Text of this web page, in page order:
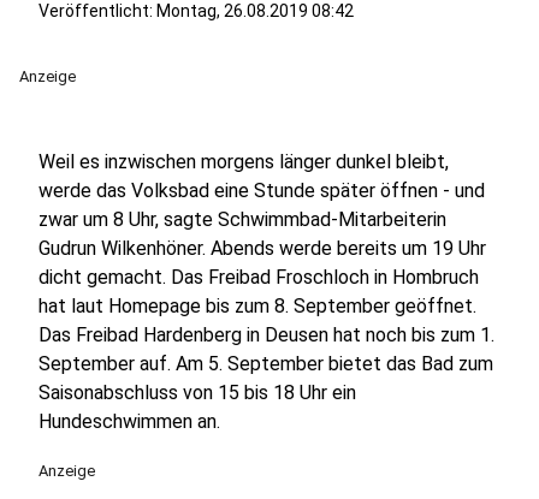
Veröffentlicht: Montag, 26.08.2019 08:42
Anzeige
Weil es inzwischen morgens länger dunkel bleibt,
werde das Volksbad eine Stunde später öffnen - und
zwar um 8 Uhr, sagte Schwimmbad-Mitarbeiterin
Gudrun Wilkenhöner. Abends werde bereits um 19 Uhr
dicht gemacht. Das Freibad Froschloch in Hombruch
hat laut Homepage bis zum 8. September geöffnet.
Das Freibad Hardenberg in Deusen hat noch bis zum 1.
September auf. Am 5. September bietet das Bad zum
Saisonabschluss von 15 bis 18 Uhr ein
Hundeschwimmen an.
Anzeige